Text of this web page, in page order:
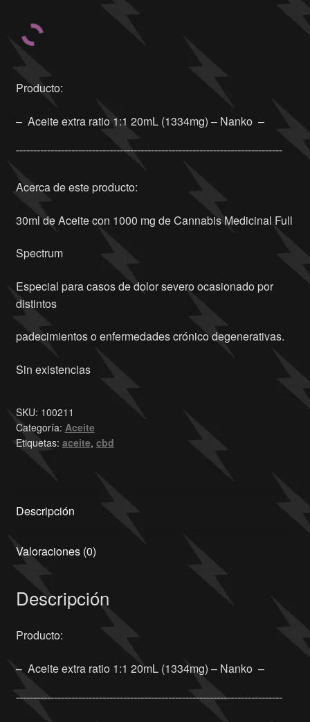
Producto:
– Aceite extra ratio 1:1 20mL (1334mg) – Nanko –
¯¯¯¯¯¯¯¯¯¯¯¯¯¯¯¯¯¯¯¯¯¯¯¯¯¯¯¯¯¯¯¯¯¯¯¯¯¯¯¯¯¯¯¯¯¯¯¯¯¯¯¯¯¯¯¯¯¯¯¯¯¯¯¯¯¯¯¯¯¯¯¯¯¯¯¯¯
Acerca de este producto:
30ml de Aceite con 1000 mg de Cannabis Medicinal Full
Spectrum
Especial para casos de dolor severo ocasionado por
distintos
padecimientos o enfermedades crónico degenerativas.
Sin existencias
SKU: 100211
Categoría: Aceite
Etiquetas: aceite, cbd
Descripción
Valoraciones (0)
Descripción
Producto:
– Aceite extra ratio 1:1 20mL (1334mg) – Nanko –
¯¯¯¯¯¯¯¯¯¯¯¯¯¯¯¯¯¯¯¯¯¯¯¯¯¯¯¯¯¯¯¯¯¯¯¯¯¯¯¯¯¯¯¯¯¯¯¯¯¯¯¯¯¯¯¯¯¯¯¯¯¯¯¯¯¯¯¯¯¯¯¯¯¯¯¯¯